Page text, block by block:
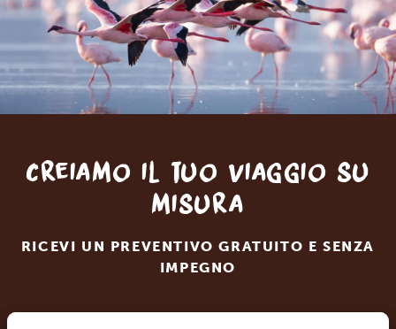
Creiamo il tuo viaggio su
misura
RICEVI UN PREVENTIVO GRATUITO E SENZA
IMPEGNO